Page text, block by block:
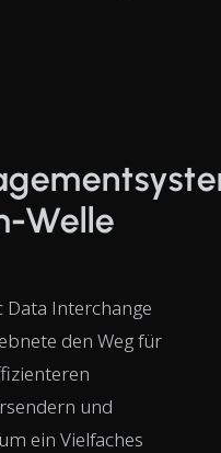
Welle
Data Interchange
den Weg für
und
ein Vielfaches